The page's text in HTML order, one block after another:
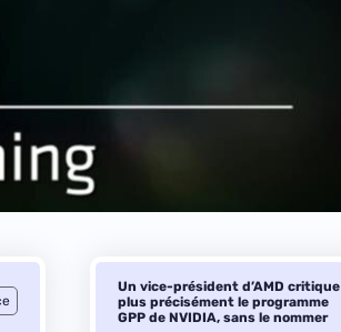
Un vice-président d’AMD critique
plus précisément le programme
GPP de NVIDIA, sans le nommer